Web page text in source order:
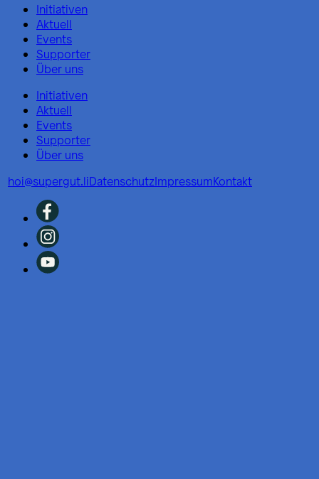
Initiativen
Aktuell
Events
Supporter
Über uns
Initiativen
Aktuell
Events
Supporter
Über uns
hoi@supergut.liDatenschutzImpressumKontakt